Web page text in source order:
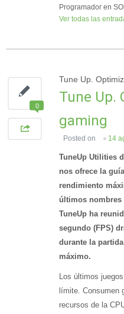
Programador en
Ver todas las
0
Tune Up.
Tune Up.
gaming
Posted on 14
TuneUp Utilities
nos ofrece la
rendimiento
últimos nombres
TuneUp ha
segundo (FPS)
durante la
máximo.
Los últimos
límite. Consumen
recursos de la